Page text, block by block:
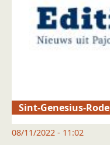
Sint-Genesius-Rode
08/11/2022 - 11:02